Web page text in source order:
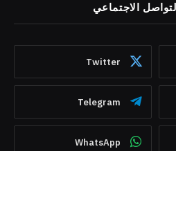
الاجتماعي
Twitter
Telegram
WhatsApp